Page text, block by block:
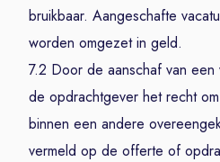
bruikbaar. Aangeschafte
worden omgezet in geld.
7.2 Door de aanschaf van
de opdrachtgever het recht
binnen een andere
vermeld op de offerte of